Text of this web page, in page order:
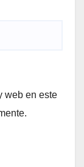
web en este